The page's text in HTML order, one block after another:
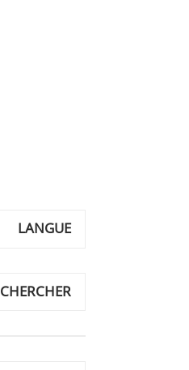
LANGUE
CHERCHER